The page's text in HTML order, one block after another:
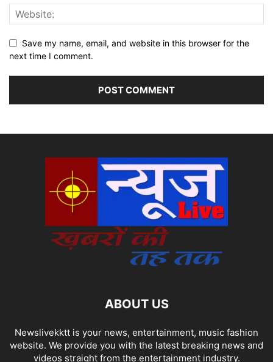
Save my name, email, and website in this browser for the
next time I comment.
ABOUT US
Newslivekktt is your news, entertainment, music fashion
website. We provide you with the latest breaking news and
videos straight from the entertainment industry.